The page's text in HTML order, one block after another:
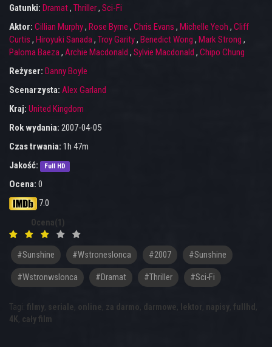
Gatunki: Dramat, Thriller, Sci-Fi
Aktor: Cillian Murphy, Rose Byrne , Chris Evans , Michelle Yeoh , Cliff
Curtis , Hiroyuki Sanada, Troy Garity, Benedict Wong , Mark Strong ,
Paloma Baeza, Archie Macdonald , Sylvie Macdonald , Chipo Chung
Reżyser: Danny Boyle
Scenarzysta: Alex Garland
Kraj: United Kingdom
Rok wydania: 2007-04-05
Czas trwania: 1h 47m
Jakość:
Full HD
Ocena: 0
7.0
Ocena(1)
#sunshine #wstroneslonca #2007 #Sunshine
#Wstronwslonca #dramat #thriller #sci-Fi
Tagi: filmy, seriale, online, za darmo, darmowe, lektor, napisy, fullhd ,
4K, cały film